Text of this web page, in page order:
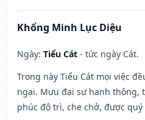
Khổng Minh Lục Diệu
Ngày: Tiểu Cát - tức ngày Cát.
Trong này Tiểu Cát mọi việc
ngại. Mưu đại sự hanh thông,
phúc độ trì, che chở, được